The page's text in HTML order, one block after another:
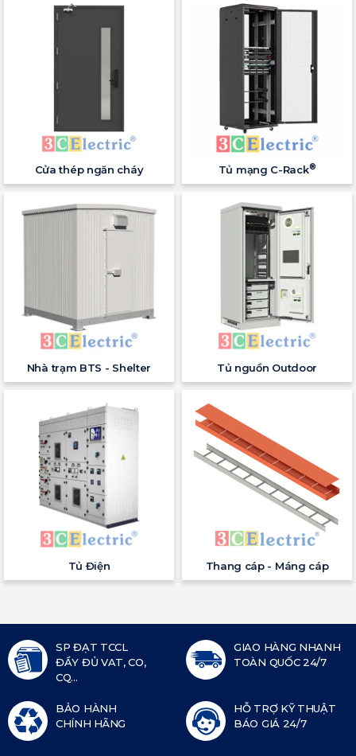
Cửa thép ngăn cháy Tủ mạng C-Rack®
Nhà trạm BTS - Shelter Tủ nguồn Outdoor
Tủ Điện Thang cáp - Máng cáp
SP ĐẠT TCCL
ĐẦY ĐỦ VAT, CO,
CQ...
GIAO HÀNG NHANH
TOÀN QUỐC 24/7
BẢO HÀNH
CHÍNH HÃNG
HỖ TRỢ KỸ THUẬT
BÁO GIÁ 24/7